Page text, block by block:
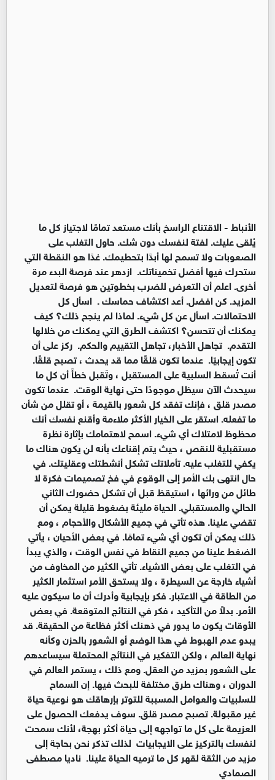
الأنباط -الاقتناع الراسخ بأنك مستعد تمامًا لاجتياز كل ما
يُلقى عليك. لفتة لنفسك دون شك. حاول التغلب على
الصعوبات ولا تسمح لها أبدًا بتحطيمك. غدًا هو النقطة التي
ستحرك فيها أفضل تخميناتك. ازدهر عند فرصة البدء مرة
أخرى. اعلم أن التعرض للضرب بخطوتين هو فرصة لتعديل
المزيد. كن افضل. أعد اكتشاف حماسك . اسأل كل
الاحتمالات. اسأل عن كل شيء. لماذا لم ينجح ذلك؟ كيف
يمكنك أن تتحسن؟ اكتشف الطرق التي يمكنك من خلالها
التقدم. تجاهل الأخبار، تجاهل التقييم والحكم. ركز على أن
تكون إيجابيًا. عندما تكون قلقًا مما قد يحدث ، تصبح قلقًا.
أنت تُسقط السلبية على المستقبل ، وتَقبل خطأً أن كل ما
سيحدث الآن سيظل موجودًا حتى نهاية الوقت. عندما تكون
مصدر قلق ، فإنك تفقد كل شعور بالقيمة ، أو تقلل من شأن
ما تفعله. استقر على الخيار الأكثر ملاءمة وأقنع نفسك أنك
محظوظ لامتلاك أي شيء. اسمح لاهتمامك بإثارة نظرة
مستقبلية للنقص ، حيث يتم إقناعك بأنه لن يكون هناك ما
يكفي للتغلب عليه. تأملاتك تشكل أنشطتك وعقليتك. في
حال انتهى بك الأمر إلى الوقوع في فخ تصميمات فكرة لا
طائل من ورائها ، استيقظ قبل أن تشكل حضورك الثاني
الحالي والمستقبلي. الحياة مليئة بضغوط قليلة يمكن أن
تقضي علينا. هذه تأتي في جميع الأشكال والأحجام ، ومع
ذلك يمكن أن تكون أي شيء تمامًا. في بعض الأحيان ، يأتي
الضغط علينا من جميع النقاط في نفس الوقت ، والذي يبدأ
في التغلب على بعض الاشياء. تأتي الكثير من المخاوف من
أشياء خارجة عن السيطرة ، ولا يستحق الأمر استثمار الكثير
من الطاقة في الاعتبار. فكر بإيجابية وأدرك أن ما سيكون عليه
الأمر. بدلاً من التأكيد ، فكر في النتائج المتوقعة. في بعض
الأوقات يكون ما يدور في ذهنك أكثر فظاعة من الحقيقة. قد
يبدو عدم الهبوط في هذا الوضع أو الشعور بالحزن وكأنه
نهاية العالم ، ولكن التفكير في النتائج المحتملة سيساعدهم
على الشعور بمزيد من العقل. ومع ذلك ، يستمر العالم في
الدوران ، وهناك طرق مختلفة للبحث فيها. إن السماح
للسلبيات والعوامل المسببة للتوتر بإرهاقك هو نوعية حياة
غير مقبولة. تصبح مصدر قلق. سوف يدفعك الحصول على
العزيمة على كل ما تواجهه إلى حياة أكثر بهجة، لأنك سمحت
لنفسك بالتركيز على الايجابيات لذلك تذكر نحن بحاجة إلى
مزيد من الثقة لقهر كل ما ترميه الحياة علينا. ناديا مصطفى
الصمادي